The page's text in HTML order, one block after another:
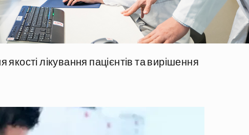
лікування пацієнтів та вирішення